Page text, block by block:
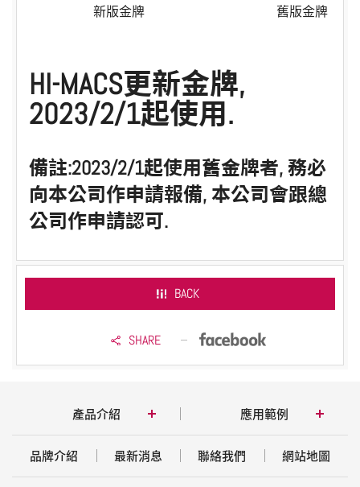
新版金牌 舊版金牌
HI-MACS更新金牌,
2023/2/1起使用.
備註:2023/2/1起使用舊金牌者, 務必
向本公司作申請報備, 本公司會跟總
公司作申請認可.
BACK
SHARE
產品介紹 應用範例
品牌介紹 最新消息 聯絡我們 網站地圖